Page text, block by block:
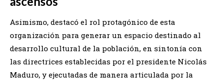
Asimismo, destacó el rol protagónico de esta
organización para generar un espacio destinado al
desarrollo cultural de la población, en sintonía con
las directrices establecidas por el presidente Nicolás
Maduro, y ejecutadas de manera articulada por la